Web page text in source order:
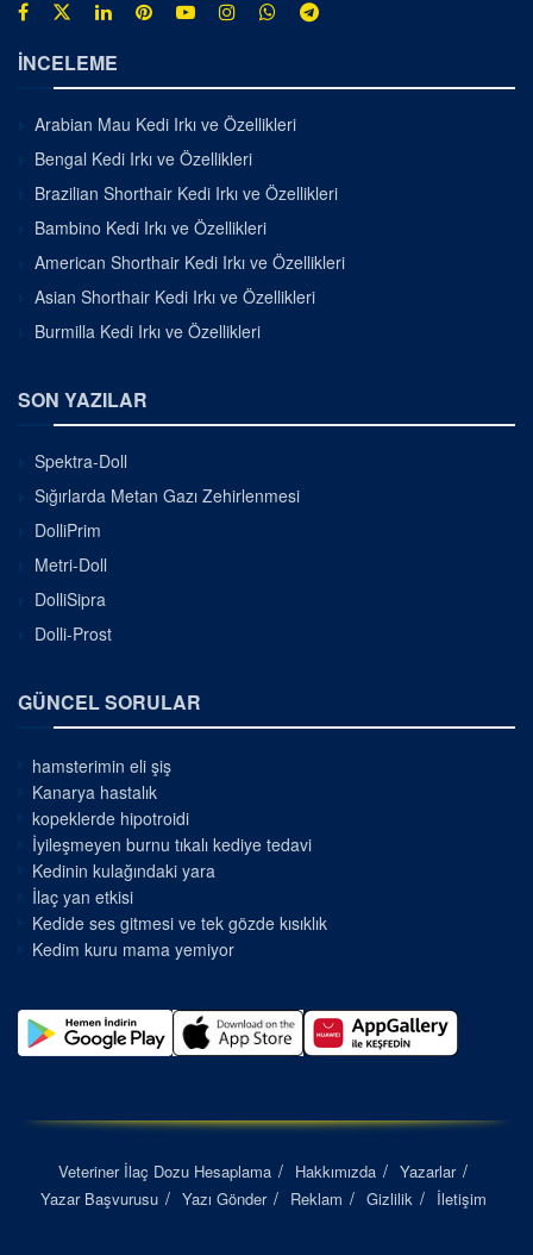
İNCELEME
Arabian Mau Kedi Irkı ve Özellikleri
Bengal Kedi Irkı ve Özellikleri
Brazilian Shorthair Kedi Irkı ve Özellikleri
Bambino Kedi Irkı ve Özellikleri
American Shorthair Kedi Irkı ve Özellikleri
Asian Shorthair Kedi Irkı ve Özellikleri
Burmilla Kedi Irkı ve Özellikleri
SON YAZILAR
Spektra-Doll
Sığırlarda Metan Gazı Zehirlenmesi
DolliPrim
Metri-Doll
DolliSipra
Dolli-Prost
GÜNCEL SORULAR
hamsterimin eli şiş
Kanarya hastalık
kopeklerde hipotroidi
İyileşmeyen burnu tıkalı kediye tedavi
Kedinin kulağındaki yara
İlaç yan etkisi
Kedide ses gitmesi ve tek gözde kısıklık
Kedim kuru mama yemiyor
Veteriner İlaç Dozu Hesaplama Hakkımızda
Yazarlar
Yazar Başvurusu
Yazı Gönder Reklam Gizlilik İletişim